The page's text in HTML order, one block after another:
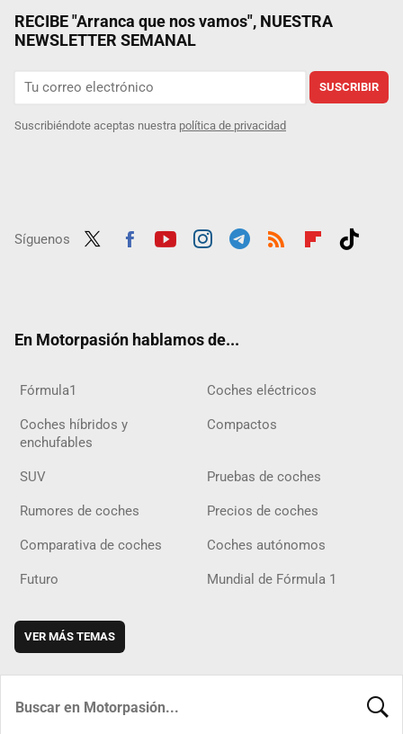
RECIBE "Arranca que nos vamos", NUESTRA
NEWSLETTER SEMANAL
SUSCRIBIR
Suscribiéndote aceptas nuestra política de privacidad
Síguenos
En Motorpasión hablamos de...
Fórmula1 Coches eléctricos
Coches híbridos y
enchufables
Compactos
SUV Pruebas de coches
Rumores de coches Precios de coches
Comparativa de coches Coches autónomos
Futuro Mundial de Fórmula 1
VER MÁS TEMAS